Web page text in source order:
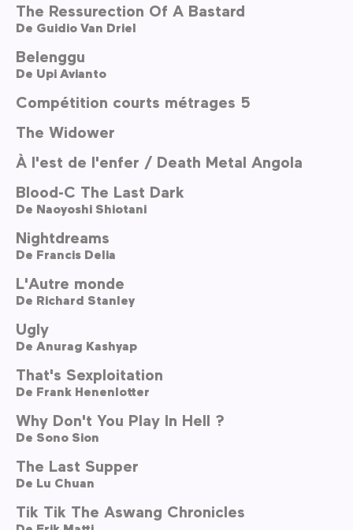
The Ressurection Of A Bastard
De Guidio Van Driel
Belenggu
De Upi Avianto
Compétition courts métrages 5
The Widower
À l'est de l'enfer / Death Metal Angola
Blood-C The Last Dark
De Naoyoshi Shiotani
Nightdreams
De Francis Delia
L'Autre monde
De Richard Stanley
Ugly
De Anurag Kashyap
That's Sexploitation
De Frank Henenlotter
Why Don't You Play In Hell ?
De Sono Sion
The Last Supper
De Lu Chuan
Tik Tik The Aswang Chronicles